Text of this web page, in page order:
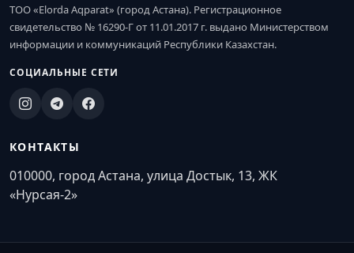
ТОО «Elorda Aqparat» (город Астана). Регистрационное
свидетельство № 16290-Г от 11.01.2017 г. выдано Министерством
информации и коммуникаций Республики Казахстан.
СОЦИАЛЬНЫЕ СЕТИ
КОНТАКТЫ
010000, город Астана, улица Достык, 13, ЖК
«Нурсая-2»